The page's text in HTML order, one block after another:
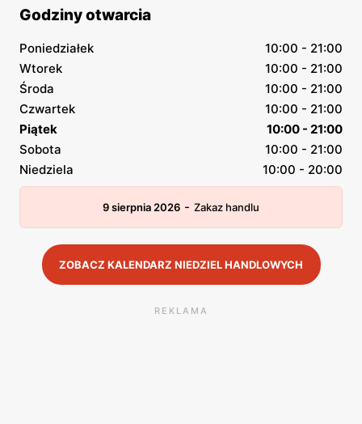
Godziny otwarcia
Poniedziałek
10:00 - 21:00
Wtorek
10:00 - 21:00
Środa
10:00 - 21:00
Czwartek
10:00 - 21:00
Piątek
10:00 - 21:00
Sobota
10:00 - 21:00
Niedziela
10:00 - 20:00
9 sierpnia 2026 - Zakaz handlu
ZOBACZ KALENDARZ NIEDZIEL HANDLOWYCH
REKLAMA